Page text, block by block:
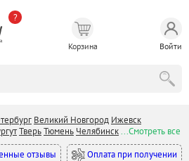
?
Корзина Войти
Великий Новгород Ижевск
ТверьТюмень Челябинск...Смотреть все
отзывы
Оплата при получении